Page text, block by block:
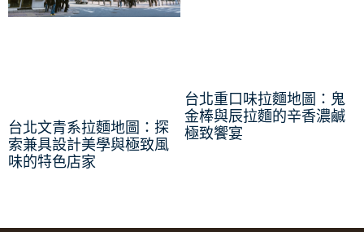
台北文青系拉麵地圖：探
索兼具設計美學與極致風
味的特色店家
台北重口味拉麵地圖：鬼
金棒與辰拉麵的辛香濃鹹
極致饗宴